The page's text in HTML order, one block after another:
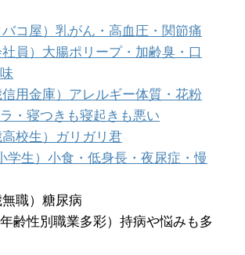
コ屋）乳がん・高血圧・関節痛
員）大腸ポリープ・加齢臭・口
用金庫）アレルギー体質・花粉
・寝つきも寝起きも悪い
校生）ガリガリ君
学生）小食・低身長・夜尿症・慢
職）糖尿病
齢性別職業多彩）持病や悩みも多